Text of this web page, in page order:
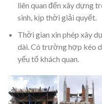
liên quan đến xây dựng
sinh, kịp thời giải quyết.
Thời gian xin phép xây
dài. Có trường hợp kéo
yếu tố khách quan.